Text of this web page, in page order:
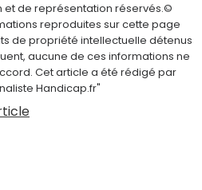
et de représentation réservés.©
reproduites sur cette page
de propriété intellectuelle détenus
aucune de ces informations ne
Cet article a été rédigé par
Handicap.fr"